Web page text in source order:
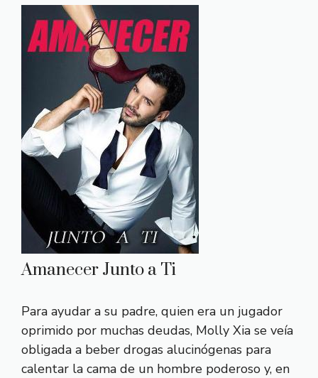
Amanecer Junto a Ti
Para ayudar a su padre, quien era un jugador
oprimido por muchas deudas, Molly Xia se veía
obligada a beber drogas alucinógenas para
calentar la cama de un hombre poderoso y, en